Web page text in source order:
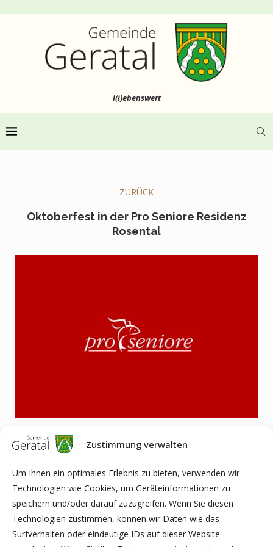
Zustimmung verwalten
Um Ihnen ein optimales Erlebnis zu bieten, verwenden wir
Technologien wie Cookies, um Geräteinformationen zu
speichern und/oder darauf zuzugreifen. Wenn Sie diesen
Technologien zustimmen, können wir Daten wie das
Surfverhalten oder eindeutige IDs auf dieser Website
l(i)ebenswert
ZURÜCK
Oktoberfest in der Pro Seniore Residenz
Rosental
Die Pro Seniore Residenz Rosental verteilte im Oktober,
passend zum Oktoberfest, leckere Brezen und
Lebkuchenherzen mit Aufschrift. Die feschen Madln und Buam
freuten sich riesig über die süße Aufmerksamkeit.